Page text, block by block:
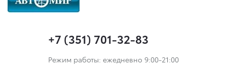
+7 (351) 701-32-83
Режим работы: ежедневно 9:00-21:00